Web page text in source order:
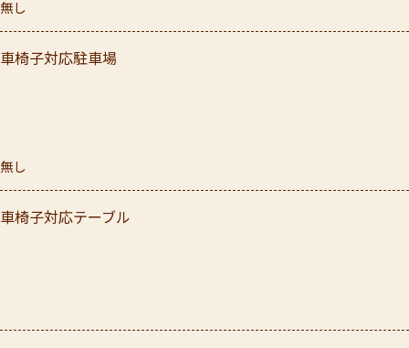
無し
車椅子対応駐車場
無し
車椅子対応テーブル